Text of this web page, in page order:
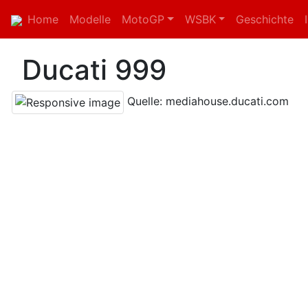
Home Modelle MotoGP WSBK Geschichte
Ducati 999
Quelle: mediahouse.ducati.com